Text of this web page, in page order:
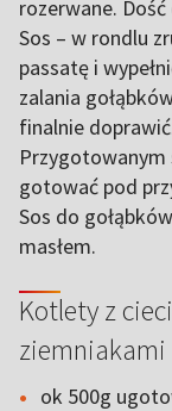
rozerwane. Dość
Sos – w rondlu
passatę i
zalania
finalnie
Przygotowanym
gotować pod
Sos do
masłem.
Kotlety z
ziemniakami
ok 500g